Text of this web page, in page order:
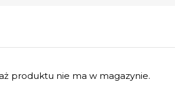
produktu nie ma w magazynie.